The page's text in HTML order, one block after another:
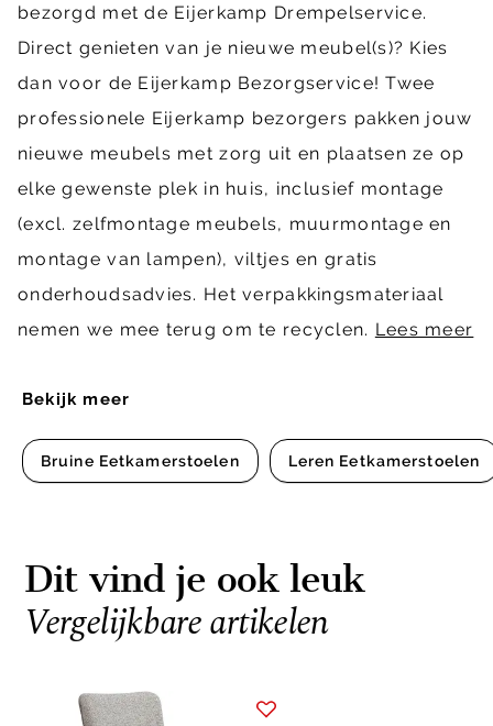
Bekijk meer
Bruine Eetkamerstoelen Leren Eetkamerstoelen
bezorgd met de Eijerkamp Drempelservice.
Direct genieten van je nieuwe meubel(s)? Kies
dan voor de Eijerkamp Bezorgservice! Twee
professionele Eijerkamp bezorgers pakken jouw
nieuwe meubels met zorg uit en plaatsen ze op
elke gewenste plek in huis, inclusief montage
(excl. zelfmontage meubels, muurmontage en
montage van lampen), viltjes en gratis
onderhoudsadvies. Het verpakkingsmateriaal
nemen we mee terug om te recyclen. Lees meer
Dit vind je ook leuk
Vergelijkbare artikelen